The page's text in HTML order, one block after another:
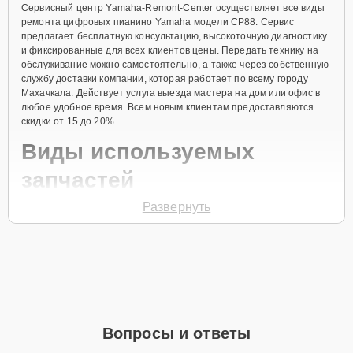
Сервисный центр Yamaha-Remont-Center осуществляет все виды
ремонта цифровых пианино Yamaha модели CP88. Сервис
предлагает бесплатную консультацию, высокоточную диагностику
и фиксированные для всех клиентов цены. Передать технику на
обслуживание можно самостоятельно, а также через собственную
службу доставки компании, которая работает по всему городу
Махачкала. Действует услуга выезда мастера на дом или офис в
любое удобное время. Всем новым клиентам предоставляются
скидки от 15 до 20%.
Виды используемых
запчастей
Для ремонта цифрового пианино модели CP88 предлагаются как
активное использование устройства дольше
Развернуть
Вопросы и ответы